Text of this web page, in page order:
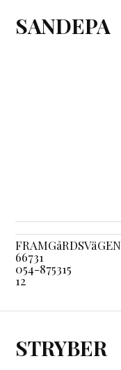
SANDEPA
FRAMGåRDSVäGEN
66731
054-875315
12
STRYBER